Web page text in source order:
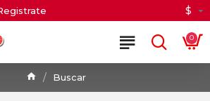
$
0
Buscar